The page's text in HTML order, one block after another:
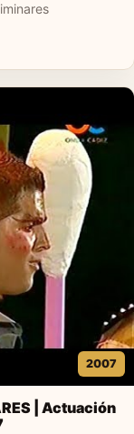
2007
| Actuación